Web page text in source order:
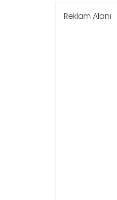
Reklam Alanı